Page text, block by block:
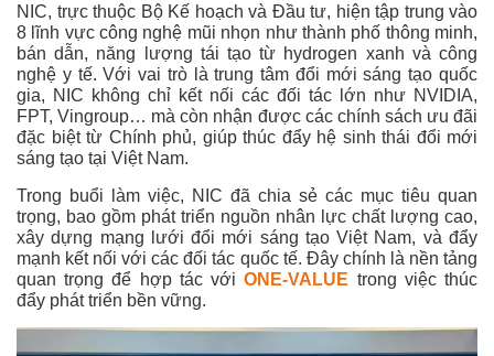
NIC, trực thuộc Bộ Kế hoạch và Đầu tư, hiện tập trung vào
8 lĩnh vực công nghệ mũi nhọn như thành phố thông minh,
bán dẫn, năng lượng tái tạo từ hydrogen xanh và công
nghệ y tế. Với vai trò là trung tâm đổi mới sáng tạo quốc
gia, NIC không chỉ kết nối các đối tác lớn như NVIDIA,
FPT, Vingroup… mà còn nhận được các chính sách ưu đãi
đặc biệt từ Chính phủ, giúp thúc đẩy hệ sinh thái đổi mới
sáng tạo tại Việt Nam.
Trong buổi làm việc, NIC đã chia sẻ các mục tiêu quan
trọng, bao gồm phát triển nguồn nhân lực chất lượng cao,
xây dựng mạng lưới đổi mới sáng tạo Việt Nam, và đẩy
mạnh kết nối với các đối tác quốc tế. Đây chính là nền tảng
quan trọng để hợp tác vớiONE-VALUE trong việc thúc
đẩy phát triển bền vững.